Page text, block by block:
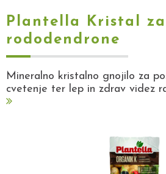
Plantella Kristal za
rododendrone
Mineralno kristalno gnojilo za
cvetenje ter lep in zdrav videz